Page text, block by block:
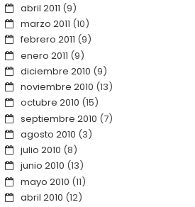
abril 2011 (9)
marzo 2011 (10)
febrero 2011 (9)
enero 2011 (9)
diciembre 2010 (9)
noviembre 2010 (13)
octubre 2010 (15)
septiembre 2010 (7)
agosto 2010 (3)
julio 2010 (8)
junio 2010 (13)
mayo 2010 (11)
abril 2010 (12)